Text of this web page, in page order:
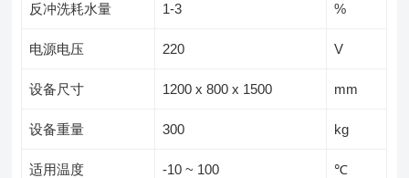
反冲洗耗水量 1-3 %
电源电压 220 V
设备尺寸 1200 x 800 x 1500 mm
设备重量 300 kg
适用温度 -10 ~ 100 ℃